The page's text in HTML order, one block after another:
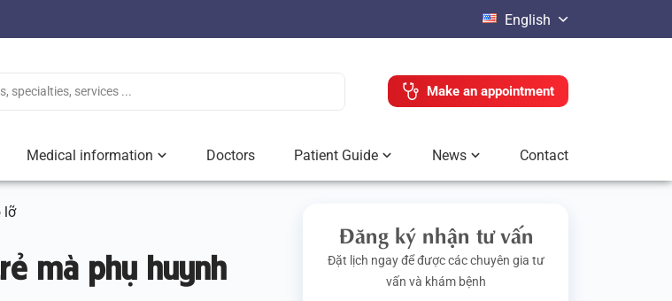
English
Make an appointment
Medical information Doctors Patient Guide News Contact
lỡ
mà phụ huynh
Đăng ký nhận tư vấn
Đặt lịch ngay để được các chuyên gia tư
vấn và khám bệnh